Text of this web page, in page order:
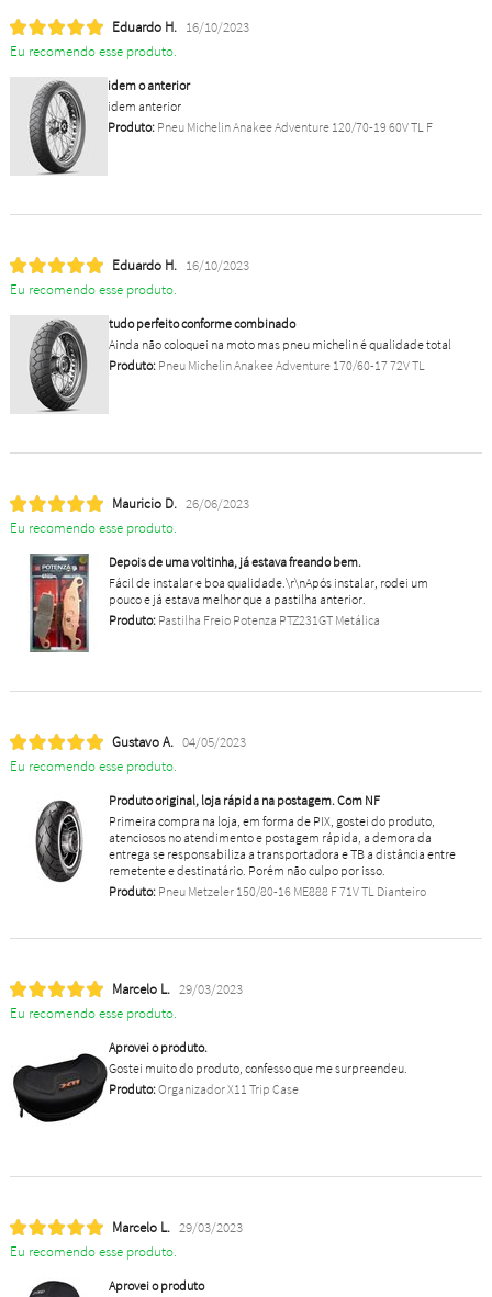
Eduardo H. 16/10/2023
Eu recomendo esse produto.
idem o anterior
idem anterior
Produto:Pneu Michelin Anakee Adventure 120/70-19 60V TL F
Eduardo H. 16/10/2023
Eu recomendo esse produto.
tudo perfeito conforme combinado
Ainda não coloquei na moto mas pneu michelin é qualidade total
Produto:Pneu Michelin Anakee Adventure 170/60-17 72V TL
Mauricio D. 26/06/2023
Eu recomendo esse produto.
Depois de uma voltinha, já estava freando bem.
Fácil de instalar e boa qualidade.\r\nApós instalar, rodei um
pouco e já estava melhor que a pastilha anterior.
Produto:Pastilha Freio Potenza PTZ231GT Metálica
Gustavo A. 04/05/2023
Eu recomendo esse produto.
Produto original, loja rápida na postagem. Com NF
Primeira compra na loja, em forma de PIX, gostei do produto,
atenciosos no atendimento e postagem rápida, a demora da
entrega se responsabiliza a transportadora e TB a distância entre
remetente e destinatário. Porém não culpo por isso.
Produto:Pneu Metzeler 150/80-16 ME888 F 71V TL Dianteiro
Marcelo L. 29/03/2023
Eu recomendo esse produto.
Aprovei o produto.
Gostei muito do produto, confesso que me surpreendeu.
Produto:Organizador X11 Trip Case
Marcelo L. 29/03/2023
Eu recomendo esse produto.
Aprovei o produto